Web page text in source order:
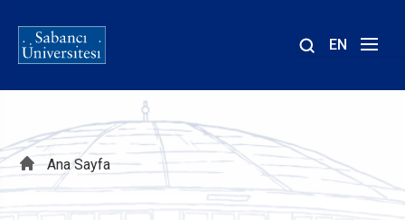
EN
Sayfa
yolu
Ana Sayfa